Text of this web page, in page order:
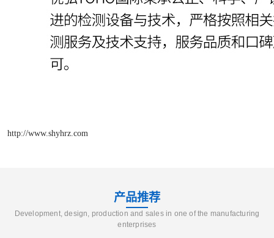
http://www.shyhrz.com
产品推荐
Development, design, production and sales in one of the manufacturing
enterprises